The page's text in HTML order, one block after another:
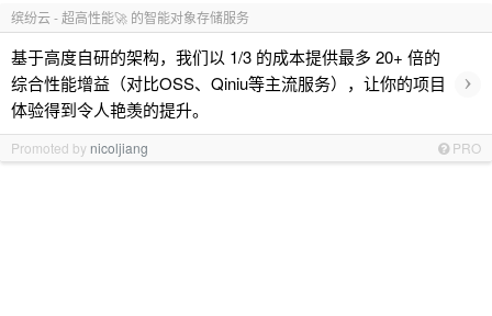
缤纷云 - 超高性能🚀 的智能对象存储服务
基于高度自研的架构，我们以 1/3 的成本提供最多 20+ 倍的
综合性能增益（对比OSS、Qiniu等主流服务），让你的项目
体验得到令人艳羡的提升。
›
Promoted by nicoljiang PRO